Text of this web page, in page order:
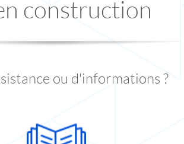
construction
ou d'informations ?